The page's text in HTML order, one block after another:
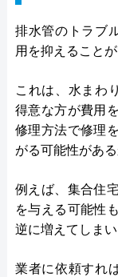
排水管のトラブ
用を抑えること
これは、水まわ
得意な方が費用
修理方法で修理
がる可能性がある
例えば、集合住
を与える可能性
逆に増えてしまい
業者に依頼すれ